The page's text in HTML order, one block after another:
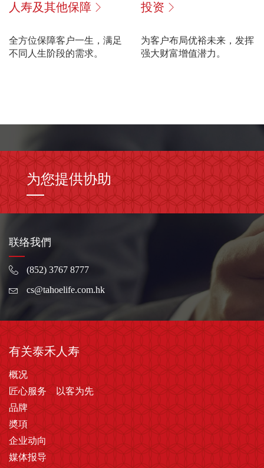
人寿及其他保障
全方位保障客户一生，满足
不同人生阶段的需求。
投资
为客户布局优裕未来，发挥
强大财富增值潜力。
为您提供协助
联络我們
(852) 3767 8777
cs@tahoelife.com.hk
有关泰禾人寿
概况
匠心服务 以客为先
品牌
奬項
企业动向
媒体报导